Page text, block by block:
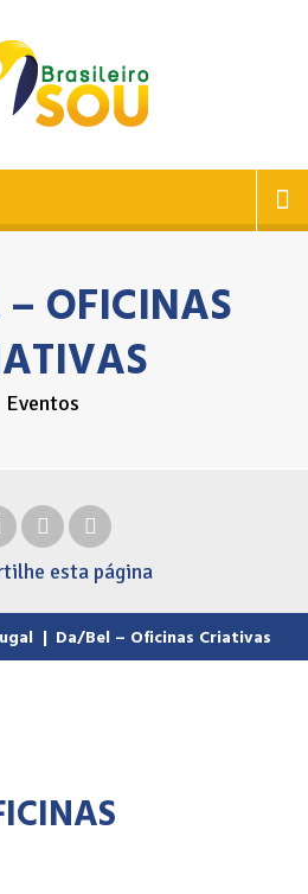
OFICINAS
Eventos
esta página
| Da/Bel – Oficinas Criativas